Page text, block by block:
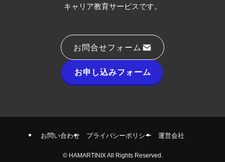
キャリア教育サービスです。
お問合せフォーム
お申し込みフォーム
お問い合わせ プライバシーポリシー 運営会社
©HAMARTINIX All Rights Reserved.